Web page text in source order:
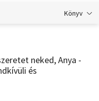
Könyv
neked, Anya -
és